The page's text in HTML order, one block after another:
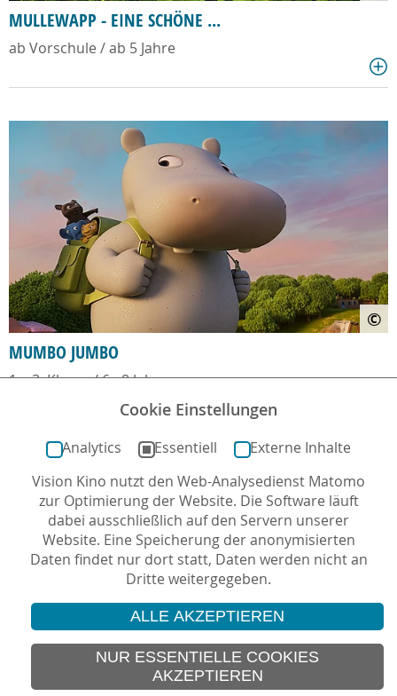
MULLEWAPP - EINE SCHÖNE ...
ab Vorschule / ab 5 Jahre
©
MUMBO JUMBO
1. - 3. Klasse / 6 - 8 Jahre
© 2026 Vision Kino
IMPRESSUM
SITEMAP
Cookie Einstellungen
Analytics Essentiell
Externe Inhalte
Vision Kino nutzt den Web-Analysedienst Matomo
zur Optimierung der Website. Die Software läuft
dabei ausschließlich auf den Servern unserer
Website. Eine Speicherung der anonymisierten
Daten findet nur dort statt, Daten werden nicht an
Dritte weitergegeben.
ALLE AKZEPTIEREN
NUR ESSENTIELLE COOKIES
AKZEPTIEREN